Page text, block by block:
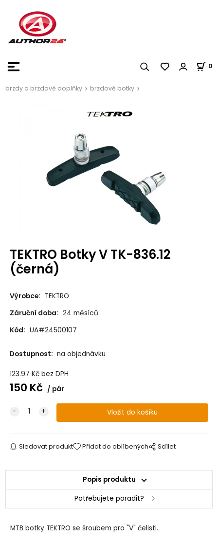
0
brzdy a brzdové doplňky brzdové botky
TEKTRO Botky V TK-836.12
(černá)
Výrobce: TEKTRO
Záruční doba: 24 měsíců
Kód: UA#24500107
Dostupnost: na objednávku
123.97 Kč bez DPH
150 Kč pár
Sledovat produkt Přidat do oblíbených Sdílet
Popis produktu
Potřebujete poradit?
MTB botky TEKTRO se šroubem pro "V" čelisti.